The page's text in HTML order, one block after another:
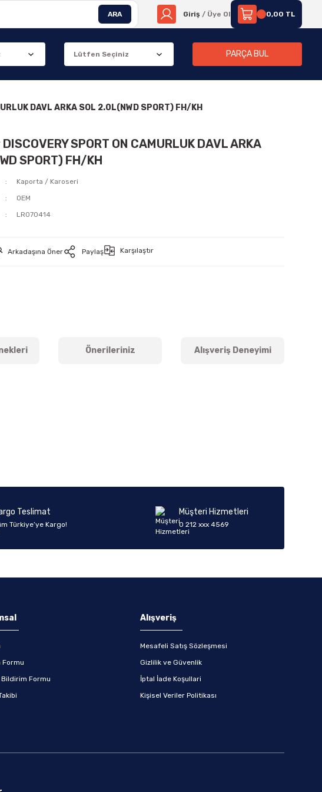
ARA Giriş / Üye Ol 0,00 TL
PARÇA BUL
DAVL ARKA SOL 2.0L(NWD SPORT) FH/KH
SPORT ON CAMURLUK DAVL ARKA
SPORT) FH/KH
Kaporta / Karoseri
OEM
LR070414
Arkadaşına Öner Paylaş Karşılaştır
Önerileriniz Alışveriş Deneyimi
Teslimat
Türkiye’ye Kargo!
Müşteri Hizmetleri
0 212 xxx 4569
Formu
Bildirim Formu
Alışveriş
Mesafeli Satış Sözleşmesi
Gizlilik ve Güvenlik
İptal İade Koşullari
Kişisel Veriler Politikası